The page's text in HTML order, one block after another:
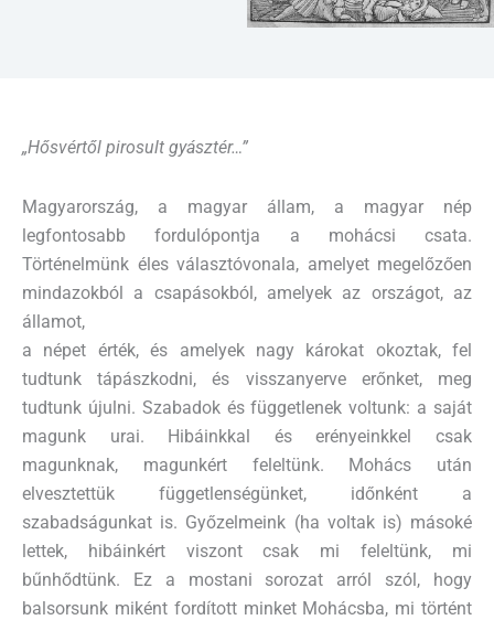
„Hősvértől pirosult gyásztér…”
Magyarország, a magyar állam, a magyar nép
legfontosabb fordulópontja a mohácsi csata.
Történelmünk éles választóvonala, amelyet megelőzően
mindazokból a csapásokból, amelyek az országot, az
államot,
a népet érték, és amelyek nagy károkat okoztak, fel
tudtunk tápászkodni, és visszanyerve erőnket, meg
tudtunk újulni. Szabadok és függetlenek voltunk: a saját
magunk urai. Hibáinkkal és erényeinkkel csak
magunknak, magunkért feleltünk. Mohács után
elvesztettük függetlenségünket, időnként a
szabadságunkat is. Győzelmeink (ha voltak is) másoké
lettek, hibáinkért viszont csak mi feleltünk, mi
bűnhődtünk. Ez a mostani sorozat arról szól, hogy
balsorsunk miként fordított minket Mohácsba, mi történt